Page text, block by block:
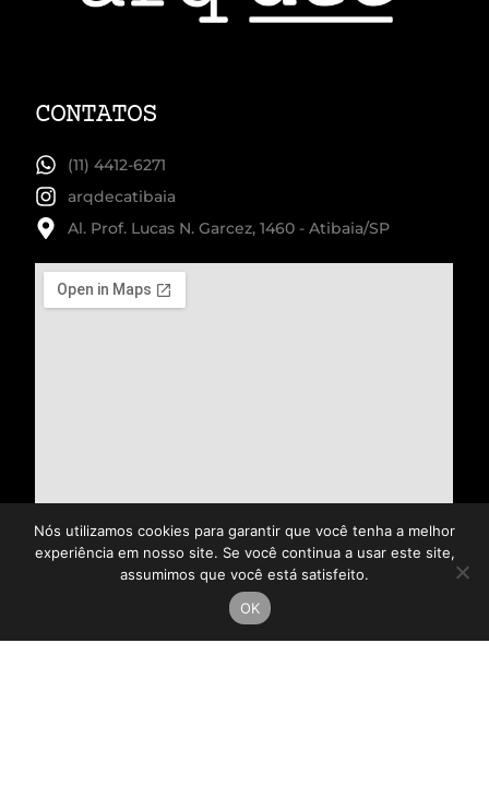
CONTATOS
(11) 4412-6271
arqdecatibaia
Al. Prof. Lucas N. Garcez, 1460 - Atibaia/SP
Nós utilizamos cookies para garantir que você tenha a melhor
experiência em nosso site. Se você continua a usar este site,
assumimos que você está satisfeito.
OK